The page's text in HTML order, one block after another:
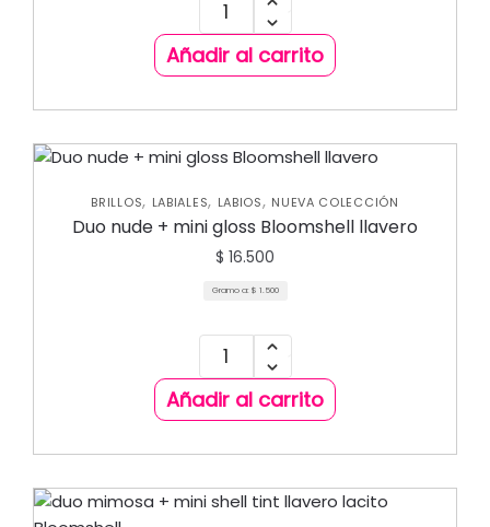
Añadir al carrito
BRILLOS, LABIALES, LABIOS, NUEVA COLECCIÓN
Duo nude + mini gloss Bloomshell llavero
$ 16.500
Gramo a: $ 1.500
Añadir al carrito